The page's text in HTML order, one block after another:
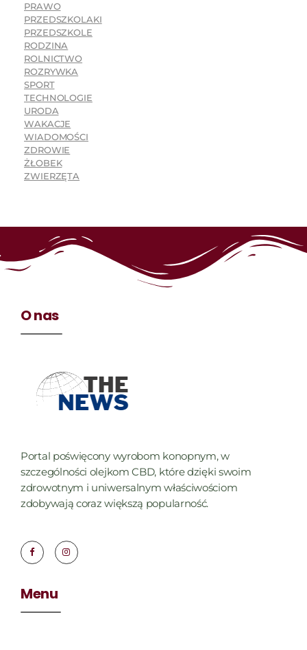
PRAWO
PRZEDSZKOLAKI
PRZEDSZKOLE
RODZINA
ROLNICTWO
ROZRYWKA
SPORT
TECHNOLOGIE
URODA
WAKACJE
WIADOMOŚCI
ZDROWIE
ŻŁOBEK
ZWIERZĘTA
O nas
Portal poświęcony wyrobom konopnym, w
szczególności olejkom CBD, które dzięki swoim
zdrowotnym i uniwersalnym właściwościom
zdobywają coraz większą popularność.
Menu